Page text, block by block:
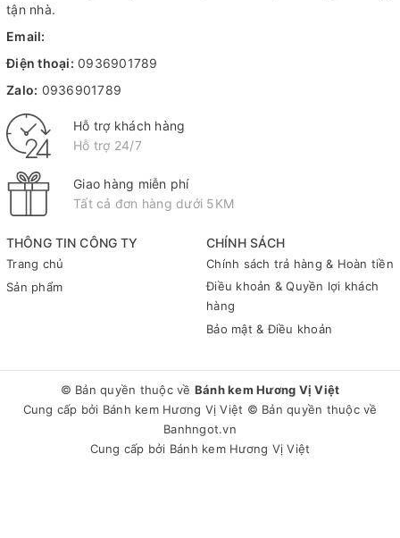
THÔNG TIN CÔNG TY
Trang chủ
Sản phẩm
CHÍNH SÁCH
Chính sách trả hàng & Hoàn tiền
Điều khoản & Quyền lợi khách
hàng
Bảo mật & Điều khoản
tận nhà.
Email:
Điện thoại: 0936901789
Zalo: 0936901789
Hỗ trợ khách hàng
Hỗ trợ 24/7
Giao hàng miễn phí
Tất cả đơn hàng dưới 5KM
© Bản quyền thuộc về Bánh kem Hương Vị Việt
Cung cấp bởi Bánh kem Hương Vị Việt © Bản quyền thuộc về
Banhngot.vn
Cung cấp bởi Bánh kem Hương Vị Việt